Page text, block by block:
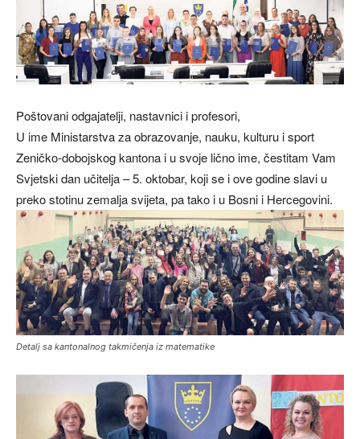
Poštovani odgajatelji, nastavnici i profesori,
U ime Ministarstva za obrazovanje, nauku, kulturu i sport
Zeničko-dobojskog kantona i u svoje lično ime, čestitam Vam
Svjetski dan učitelja – 5. oktobar, koji se i ove godine slavi u
preko stotinu zemalja svijeta, pa tako i u Bosni i Hercegovini.
Detalj sa kantonalnog takmičenja iz matematike